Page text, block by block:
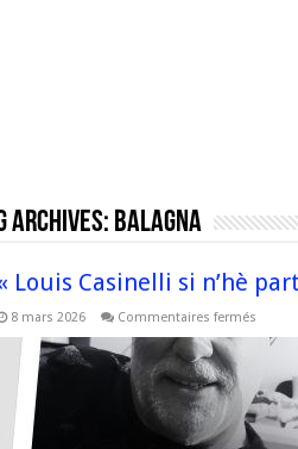
Archives: Balagna
Louis Casinelli si n’hè
8 mars 2026 Commentaires ferméssur
Casinelli
n’hè
ver
di
l’Eternu